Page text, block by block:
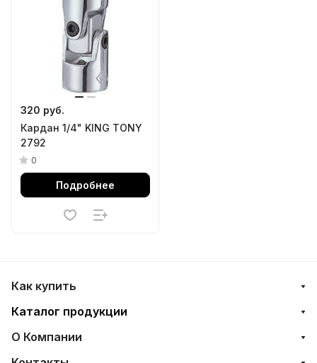
320 руб.
Кардан 1/4" KING TONY
2792
0
Подробнее
Как купить
Каталог продукции
О Компании